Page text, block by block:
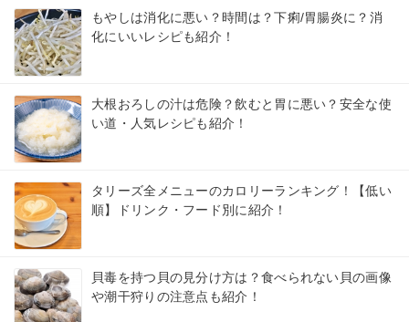
もやしは消化に悪い？時間は？下痢/胃腸炎に？消
化にいいレシピも紹介！
大根おろしの汁は危険？飲むと胃に悪い？安全な使
い道・人気レシピも紹介！
タリーズ全メニューのカロリーランキング！【低い
順】ドリンク・フード別に紹介！
貝毒を持つ貝の見分け方は？食べられない貝の画像
や潮干狩りの注意点も紹介！